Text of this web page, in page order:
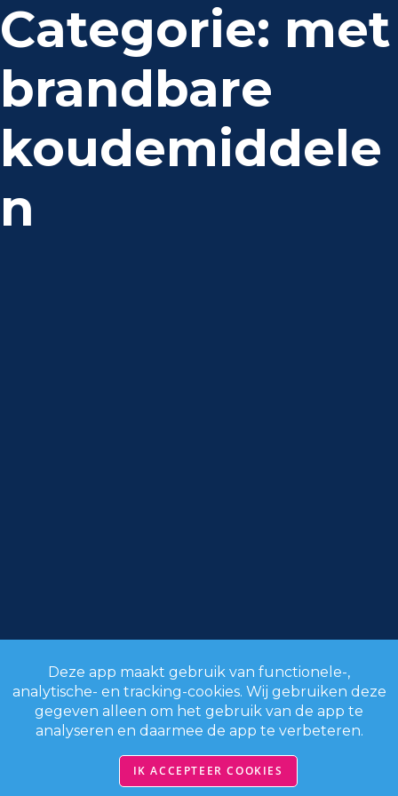
Categorie: met
brandbare
koudemiddele
n
Deze app maakt gebruik van functionele-,
analytische- en tracking-cookies. Wij gebruiken deze
gegeven alleen om het gebruik van de app te
analyseren en daarmee de app te verbeteren.
IK ACCEPTEER COOKIES